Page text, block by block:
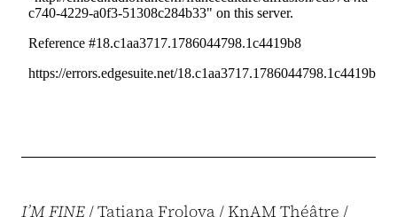
I’M FINE / Tatiana Frolova / KnAM Théâtre /